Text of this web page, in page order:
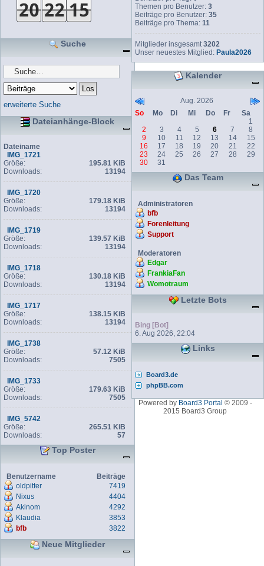
Suche
erweiterte Suche
Dateianhänge-Block
Dateiname
IMG_1721
Größe:
195.81 KiB
Downloads:
13194
IMG_1720
Größe:
179.18 KiB
Downloads:
13194
IMG_1719
Größe:
139.57 KiB
Downloads:
13194
IMG_1718
Größe:
130.18 KiB
Downloads:
13194
IMG_1717
Größe:
138.15 KiB
Downloads:
13194
IMG_1738
Größe:
57.12 KiB
Downloads:
7505
IMG_1733
Größe:
179.63 KiB
Downloads:
7505
IMG_5742
Größe:
265.51 KiB
Downloads:
57
Top Poster
Benutzername
Beiträge
oldpitter
7419
Nixus
4404
Akinom
4292
Klaudia
3853
bfb
3822
Neue Mitglieder
Themen pro Benutzer:3
Beiträge pro Benutzer:35
Beiträge pro Thema: 11
Mitglieder insgesamt3202
Unser neuestes Mitglied:Paula2026
Kalender
Aug. 2026
So
Mo Di Mi Do Fr
Sa
1
2
3 4 5 6 7
8
9
10 11 12 13 14
15
16
17 18 19 20 21
22
23
24 25 26 27 28
29
30
31
Das Team
Administratoren
bfb
Forenleitung
Support
Moderatoren
Edgar
FrankiaFan
Womotraum
Letzte Bots
Bing [Bot]
6. Aug 2026, 22:04
Links
Board3.de
phpBB.com
Powered by Board3 Portal © 2009 -
2015 Board3 Group